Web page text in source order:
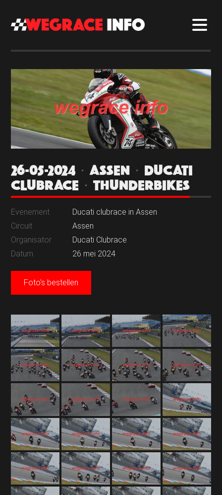
26-05-2024 | ASSEN | DUCATI
CLUBRACE | THUNDERBIKES
Evenement
Ducati clubrace in Assen
Circuit
Assen
Organisator
Ducati Clubrace
Datum
26 mei 2024
Foto's bestellen